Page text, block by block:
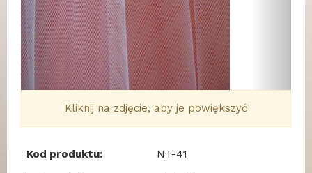
Kliknij na zdjęcie, aby je powiększyć
Kod produktu: NT-41